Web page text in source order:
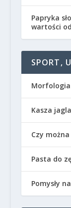
Papryka
wartości
SPORT,
Kasza
Czy
Pasta do
Pomysły